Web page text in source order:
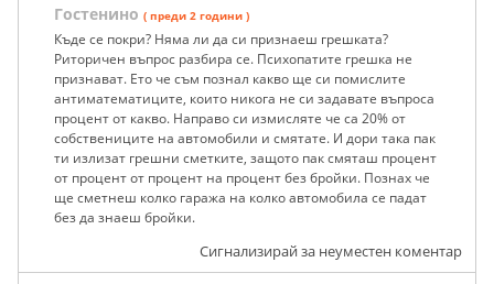
Гостенино ( преди 2 години )
Къде се покри? Няма ли да си признаеш грешката?
Риторичен въпрос разбира се. Психопатите грешка не
признават. Ето че съм познал какво ще си помислите
антиматематиците, които никога не си задавате въпроса
процент от какво. Направо си измисляте че са 20% от
собствениците на автомобили и смятате. И дори така пак
ти излизат грешни сметките, защото пак смяташ процент
от процент от процент на процент без бройки. Познах че
ще сметнеш колко гаража на колко автомобила се падат
без да знаеш бройки.
Сигнализирай за неуместен коментар